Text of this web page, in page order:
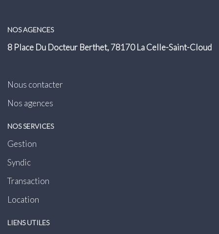
NOS AGENCES
8 Place Du Docteur Berthet, 78170 La Celle-Saint-Cloud
Nous contacter
Nos agences
NOS SERVICES
Gestion
Syndic
Transaction
Location
LIENS UTILES